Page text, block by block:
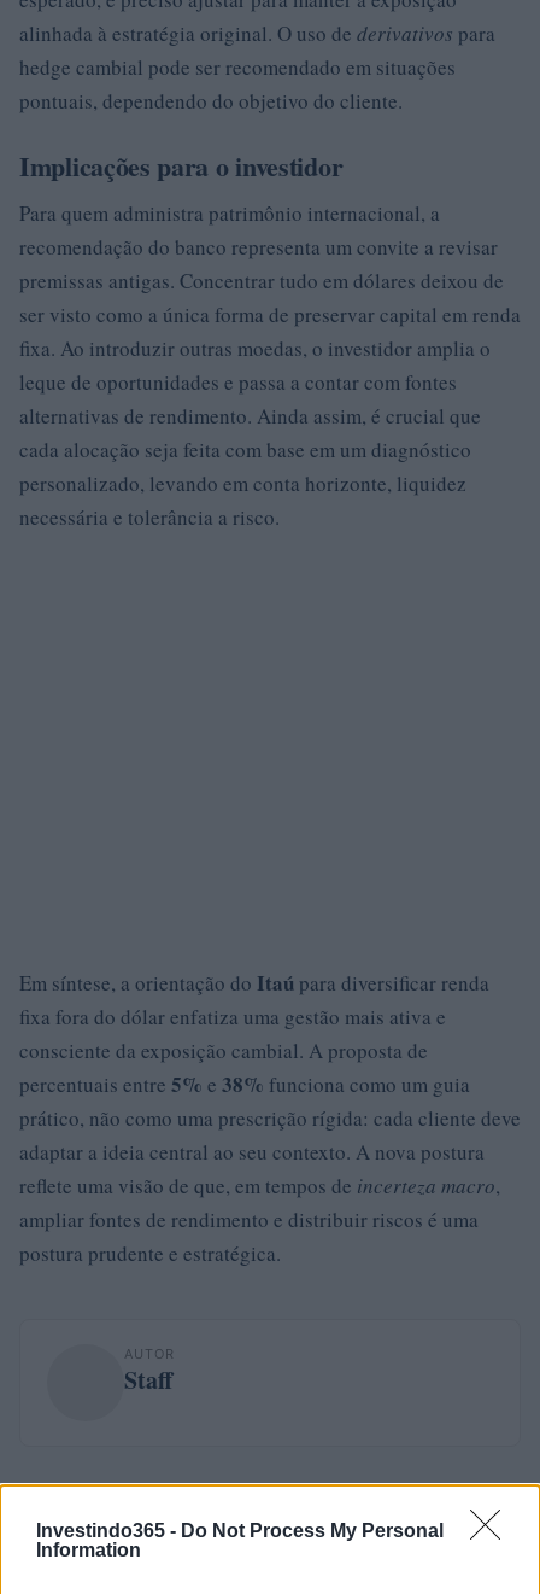
Investindo365 - Do Not Process My Personal
Information
alinhada à estratégia original. O uso de derivativos para
hedge cambial pode ser recomendado em situações
pontuais, dependendo do objetivo do cliente.
Implicações para o investidor
Para quem administra patrimônio internacional, a
recomendação do banco representa um convite a revisar
premissas antigas. Concentrar tudo em dólares deixou de
ser visto como a única forma de preservar capital em renda
fixa. Ao introduzir outras moedas, o investidor amplia o
leque de oportunidades e passa a contar com fontes
alternativas de rendimento. Ainda assim, é crucial que
cada alocação seja feita com base em um diagnóstico
personalizado, levando em conta horizonte, liquidez
necessária e tolerância a risco.
Em síntese, a orientação do Itaú para diversificar renda
fixa fora do dólar enfatiza uma gestão mais ativa e
consciente da exposição cambial. A proposta de
percentuais entre 5% e 38% funciona como um guia
prático, não como uma prescrição rígida: cada cliente deve
adaptar a ideia central ao seu contexto. A nova postura
reflete uma visão de que, em tempos de incerteza macro,
ampliar fontes de rendimento e distribuir riscos é uma
postura prudente e estratégica.
AUTOR
Staff